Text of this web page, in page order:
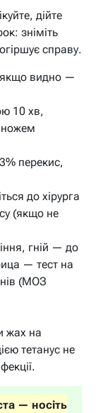
дійте
зніміть
справу.
якщо видно —
10 хв,
ножем
перекис,
до хірурга
(якщо не
гній — до
— тест на
(МОЗ
жах на
тетанус не
— носіть